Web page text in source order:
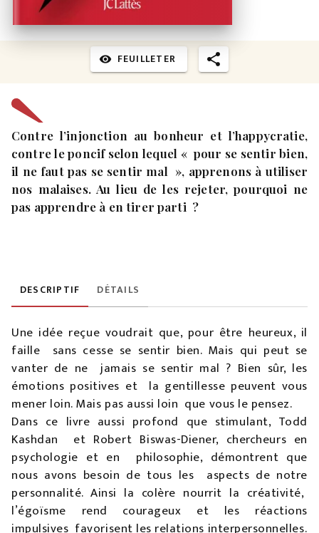
visibility FEUILLETER
Contre l’injonction au bonheur et l’happycratie,
contre le poncif selon lequel « pour se sentir bien,
il ne faut pas se sentir mal », apprenons à utiliser
nos malaises. Au lieu de les rejeter, pourquoi ne
pas apprendre à en tirer parti ?
DESCRIPTIF DÉTAILS
Une idée reçue voudrait que, pour être heureux, il
faille sans cesse se sentir bien. Mais qui peut se
vanter de ne jamais se sentir mal ? Bien sûr, les
émotions positives et la gentillesse peuvent vous
mener loin. Mais pas aussi loin que vous le pensez.
Dans ce livre aussi profond que stimulant, Todd
Kashdan et Robert Biswas-Diener, chercheurs en
psychologie et en philosophie, démontrent que
nous avons besoin de tous les aspects de notre
personnalité. Ainsi la colère nourrit la créativité,
l’égoïsme rend courageux et les réactions
impulsives favorisent les relations interpersonnelles.